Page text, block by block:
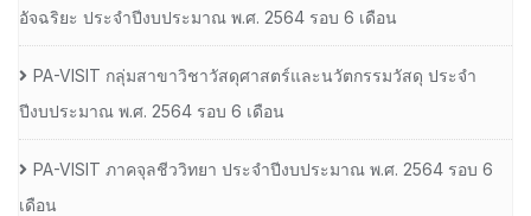
อัจฉริยะ ประจำปีงบประมาณ พ.ศ. 2564 รอบ 6 เดือน
PA-VISIT กลุ่มสาขาวิชาวัสดุศาสตร์และนวัตกรรมวัสดุ ประจำ
ปีงบประมาณ พ.ศ. 2564 รอบ 6 เดือน
PA-VISIT ภาคจุลชีววิทยา ประจำปีงบประมาณ พ.ศ. 2564 รอบ 6
เดือน